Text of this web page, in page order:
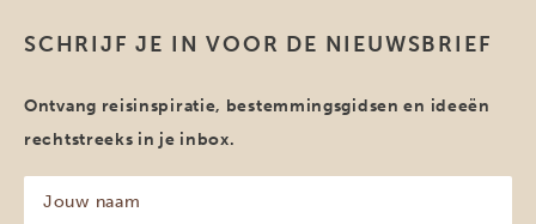
SCHRIJF JE IN VOOR DE NIEUWSBRIEF
Ontvang reisinspiratie, bestemmingsgidsen en ideeën
rechtstreeks in je inbox.
naam